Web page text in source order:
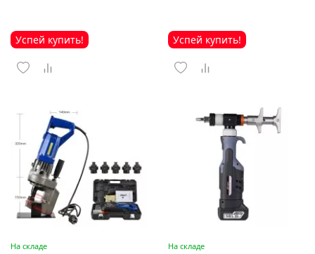
Успей купить!
На складе
Успей купить!
На складе